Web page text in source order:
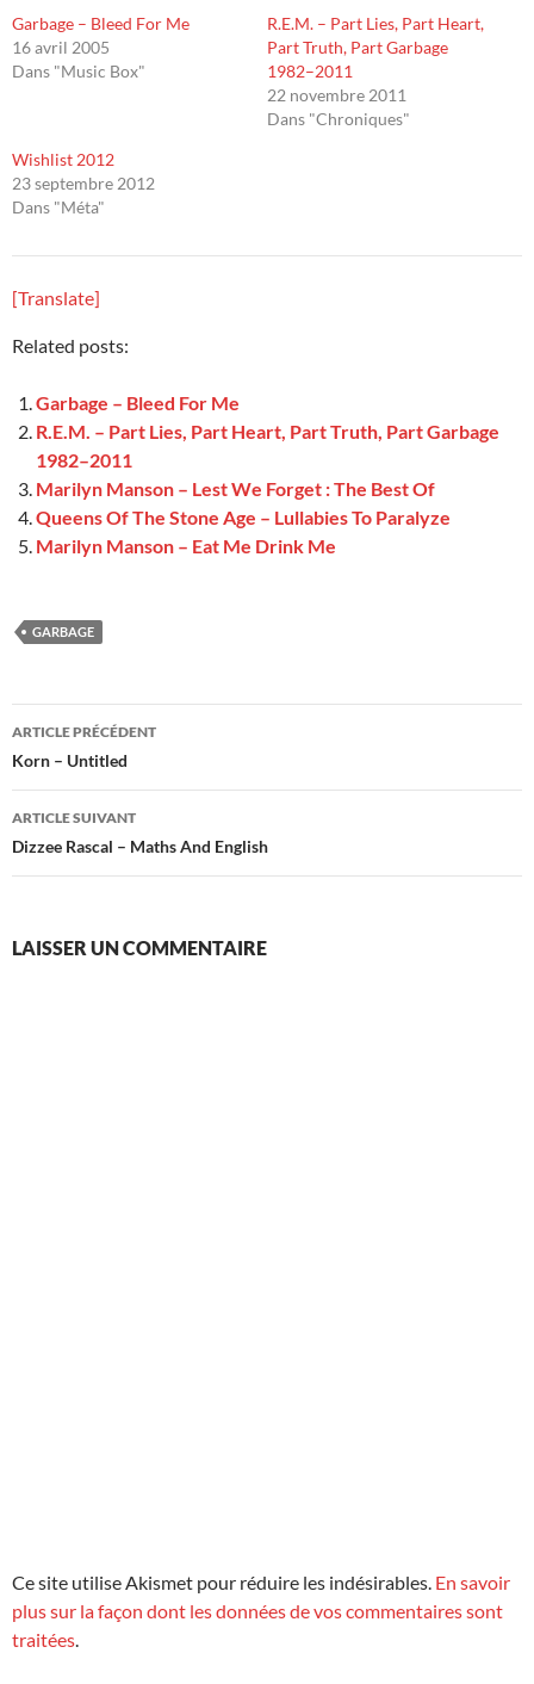
Garbage – Bleed For Me
16 avril 2005
Dans "Music Box"
R.E.M. – Part Lies, Part Heart,
Part Truth, Part Garbage
1982–2011
22 novembre 2011
Dans "Chroniques"
Wishlist 2012
23 septembre 2012
Dans "Méta"
[Translate]
Related posts:
Garbage – Bleed For Me
R.E.M. – Part Lies, Part Heart, Part Truth, Part Garbage
1982–2011
Marilyn Manson – Lest We Forget : The Best Of
Queens Of The Stone Age – Lullabies To Paralyze
Marilyn Manson – Eat Me Drink Me
GARBAGE
Navigation
des
articles
ARTICLE PRÉCÉDENT
Korn – Untitled
ARTICLE SUIVANT
Dizzee Rascal – Maths And English
LAISSER UN COMMENTAIRE
Ce site utilise Akismet pour réduire les indésirables. En savoir
plus sur la façon dont les données de vos commentaires sont
traitées.